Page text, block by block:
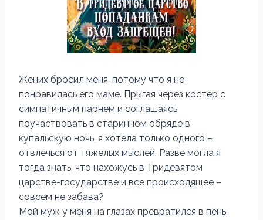
Жених бросил меня, потому что я не
понравилась его маме. Прыгая через костер с
симпатичным парнем и соглашаясь
поучаствовать в старинном обряде в
купальскую ночь, я хотела только одного –
отвлечься от тяжелых мыслей. Разве могла я
тогда знать, что нахожусь в Тридевятом
царстве-государстве и все происходящее –
совсем не забава?
Мой муж у меня на глазах превратился в пень,